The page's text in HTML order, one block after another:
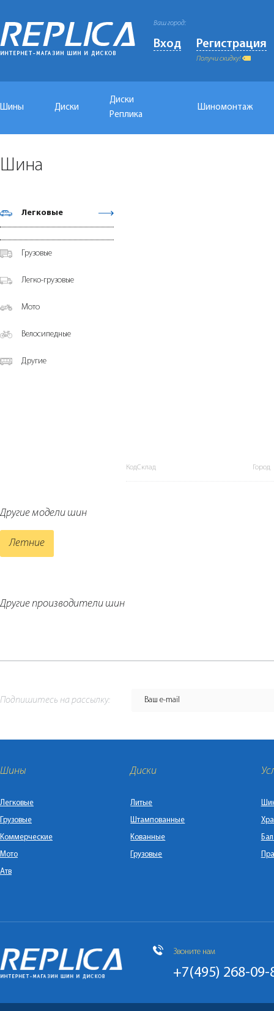
Ваш город:
Вход Регистрация
Получи скидку!
Шины Диски
Диски
Реплика
Шиномонтаж
Шина
Легковые
Грузовые
Легко-грузовые
Мото
Велосипедные
Другие
КодСклад Город
Другие модели шин
Летние
Другие производители шин
Подпишитесь на рассылку:
Шины
Легковые
Грузовые
Коммерческие
Мото
Атв
Диски
Литые
Штампованные
Кованные
Грузовые
Звоните нам
+7(495) 268-09-